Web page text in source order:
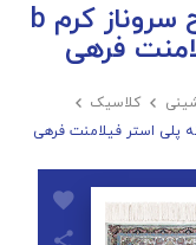
فرش ماشینی کلاسیک طرح سروناز کرم b
 کلاسیک 